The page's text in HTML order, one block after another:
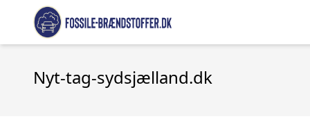
Nyt-tag-sydsjælland.dk